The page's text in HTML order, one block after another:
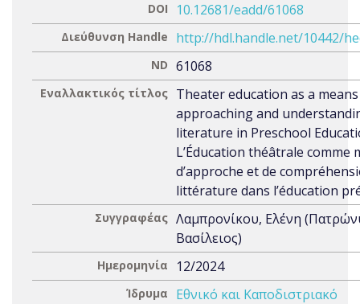
DOI 10.12681/eadd/61068
Διεύθυνση Handle http://hdl.handle.net/10442/
ND 61068
Εναλλακτικός τίτλος Theater education as a
approaching and
literature in Preschool
L’Éducation théâtrale comme
d’approche et de
littérature dans l’éducation
Συγγραφέας Λαμπρονίκου, Ελένη
Βασίλειος)
Ημερομηνία 12/2024
Ίδρυμα
Εθνικό και Καποδιστριακό